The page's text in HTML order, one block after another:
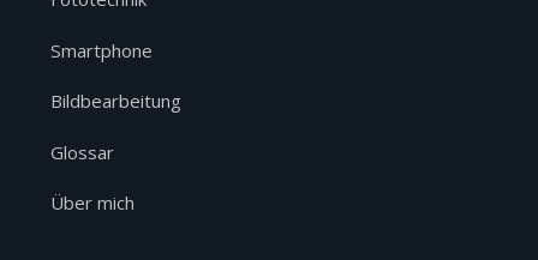
Smartphone
Bildbearbeitung
Glossar
Über mich